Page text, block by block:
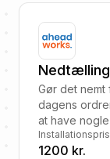
Gør det
dagens
at have
Installationspris
1200 kr.